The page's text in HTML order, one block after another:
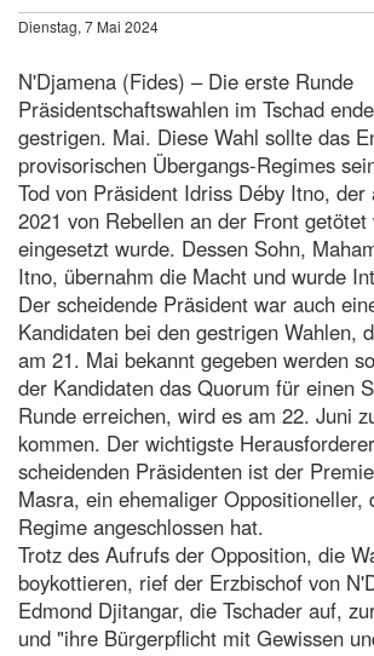
Dienstag, 7 Mai 2024
N'Djamena (Fides) – Die erste Runde
Präsidentschaftswahlen im Tschad
gestrigen. Mai. Diese Wahl sollte das
provisorischen Übergangs-Regimes
Tod von Präsident Idriss Déby Itno, der
2021 von Rebellen an der Front getötet
eingesetzt wurde. Dessen Sohn,
Itno, übernahm die Macht und wurde
Der scheidende Präsident war auch
Kandidaten bei den gestrigen Wahlen,
am 21. Mai bekannt gegeben werden
der Kandidaten das Quorum für einen
Runde erreichen, wird es am 22. Juni
kommen. Der wichtigste
scheidenden Präsidenten ist der
Masra, ein ehemaliger Oppositioneller,
Regime angeschlossen hat.
Trotz des Aufrufs der Opposition, die
boykottieren, rief der Erzbischof von
Edmond Djitangar, die Tschader auf,
und "ihre Bürgerpflicht mit Gewissen